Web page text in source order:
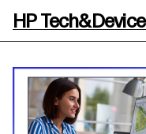
HP
全てのコンテンツ
チャンネル
HP Tech&Device TV 内のコ